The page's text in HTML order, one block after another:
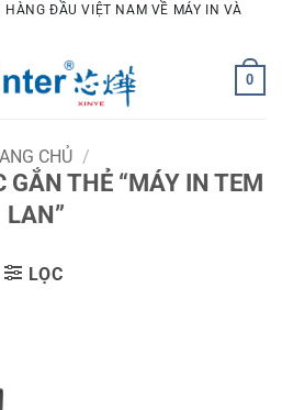
HÀNG ĐẦU VIỆT NAM VỀ MÁY IN VÀ
0
CHỦ /
THẺ “MÁY IN TEM
LAN”
LỌC